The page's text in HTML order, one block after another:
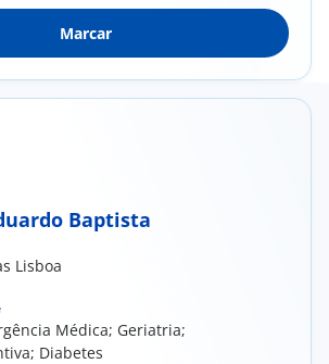
Hipertensão Arterial; Gestão
de risco; Oncologia Médica
Marcar
Baptista
Lisboa
Médica; Geriatria;
Diabetes